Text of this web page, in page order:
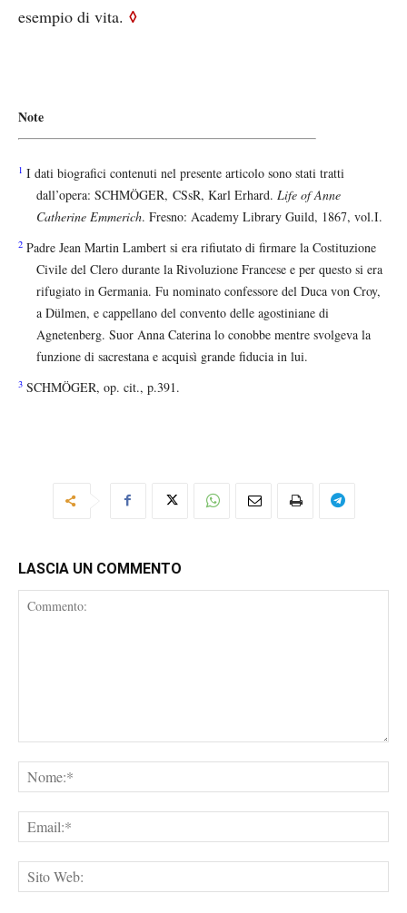
esempio di vita. ◊
Note
1 I dati biografici contenuti nel presente articolo sono stati tratti
dall’opera: SCHMÖGER, CSsR, Karl Erhard. Life of Anne
Catherine Emmerich. Fresno: Academy Library Guild, 1867, vol.I.
2 Padre Jean Martin Lambert si era rifiutato di firmare la Costituzione
Civile del Clero durante la Rivoluzione Francese e per questo si era
rifugiato in Germania. Fu nominato confessore del Duca von Croy,
a Dülmen, e cappellano del convento delle agostiniane di
Agnetenberg. Suor Anna Caterina lo conobbe mentre svolgeva la
funzione di sacrestana e acquisì grande fiducia in lui.
3 SCHMÖGER, op. cit., p.391.
LASCIA UN COMMENTO